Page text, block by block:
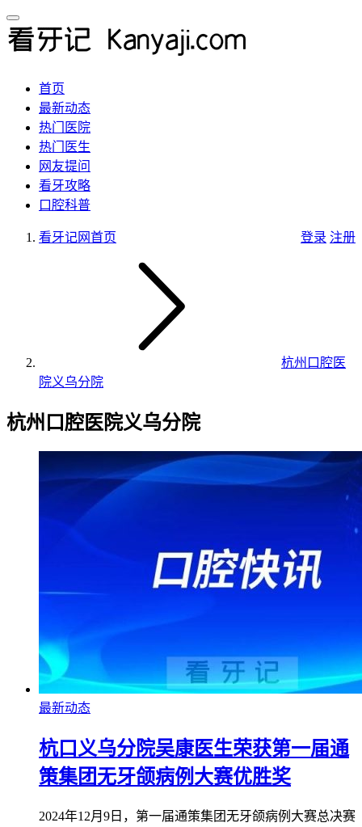
首页
最新动态
热门医院
热门医生
网友提问
看牙攻略
口腔科普
登录 注册
看牙记网首页
杭州口腔医
院义乌分院
杭州口腔医院义乌分院
最新动态
杭口义乌分院吴康医生荣获第一届通
策集团无牙颌病例大赛优胜奖
2024年12月9日，第一届通策集团无牙颌病例大赛总决赛